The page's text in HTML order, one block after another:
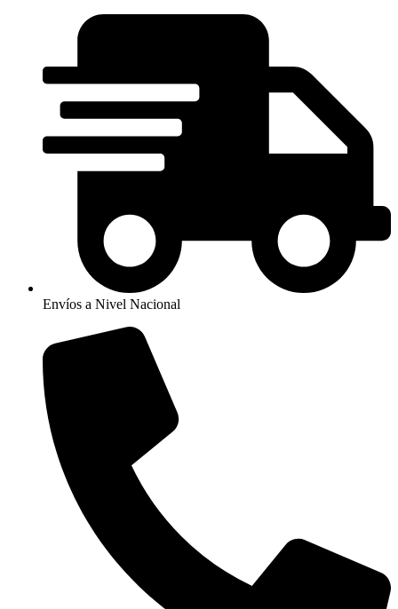
Envíos a Nivel Nacional